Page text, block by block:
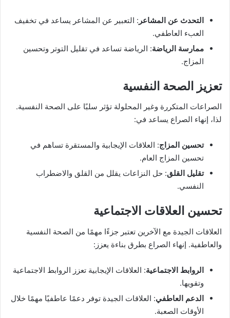
التحدث عن المشاعر : التعبير عن المشاعر يساعد في تخفيف
العبء العاطفي.
ممارسة الرياضة: الرياضة تساعد في تقليل التوتر وتحسين
المزاج.
تعزيز الصحة النفسية
الصراعات المتكررة وغير المحلولة تؤثر سلبًا على الصحة النفسية.
لذا، إنهاء الصراع يساعد في:
تحسين المزاج: العلاقات الإيجابية والمستقرة تساهم في
تحسين المزاج العام.
تقليل القلق: حل النزاعات يقلل من القلق والاضطراب
النفسي.
تحسين العلاقات الاجتماعية
العلاقات الجيدة مع الآخرين تعتبر جزءًا مهمًا من الصحة النفسية
والعاطفية. إنهاء الصراع بطرق بناءة يعزز:
الروابط الاجتماعية: العلاقات الإيجابية تعزز الروابط الاجتماعية
وتقويها.
الدعم العاطفي: العلاقات الجيدة توفر دعمًا عاطفيًا مهمًا خلال
الأوقات الصعبة.